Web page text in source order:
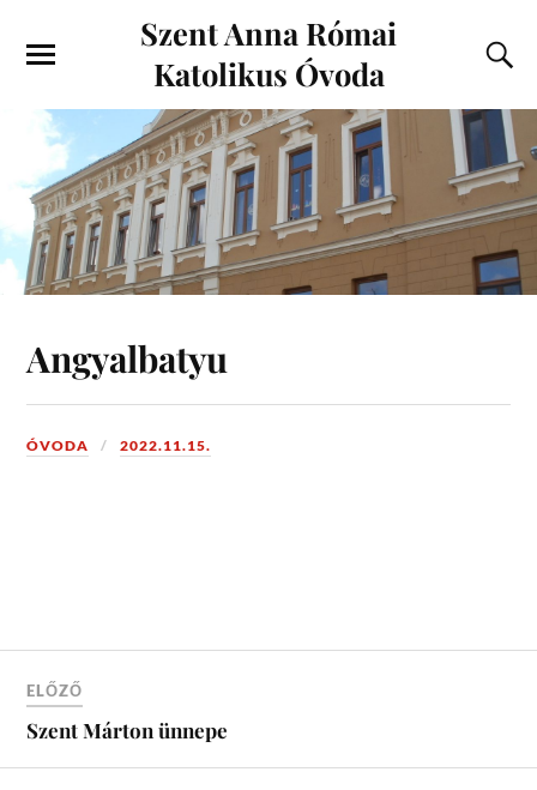
Szent Anna Római
Katolikus Óvoda
Angyalbatyu
ÓVODA 2022.11.15.
ELŐZŐ
Szent Márton ünnepe